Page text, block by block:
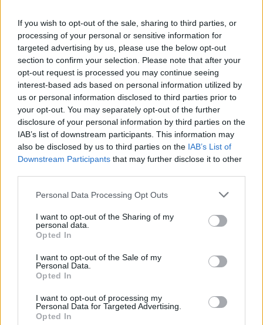
If you wish to opt-out of the sale, sharing to third parties, or
processing of your personal or sensitive information for
targeted advertising by us, please use the below opt-out
section to confirm your selection. Please note that after your
opt-out request is processed you may continue seeing
interest-based ads based on personal information utilized by
us or personal information disclosed to third parties prior to
your opt-out. You may separately opt-out of the further
disclosure of your personal information by third parties on the
IAB’s list of downstream participants. This information may
also be disclosed by us to third parties on the IAB’s List of
Downstream Participants that may further disclose it to other
Please note that this website/app uses one or more Google
not limited to your visit or usage behaviour. You may click to
grant or deny consent to Google and its third-party tags to
use your data for below specified purposes in below Google
consent section.
Personal Data Processing Opt Outs
I want to opt-out of the Sharing of my
personal data.
Opted In
I want to opt-out of the Sale of my
Personal Data.
Opted In
I want to opt-out of processing my
Personal Data for Targeted Advertising.
Opted In
contenitori ermetici e svuotare frequentemente i
bidoni della spazzatura, possono davvero fare la
differenza nel creare un clima sfavorevole per
insetti e roditori. Anche prendersi cura degli spazi
esterni, come giardini e balconi, è cruciale per
prevenire le infestazioni. Hai mai pensato a quanto
può essere utile una potatura regolare delle piante?
Quando la prevenzione non basta
Quando le misure preventive non bastano, è
necessario ricorrere a metodi collaudati. Tra le
utilizzano prodotti specifici, scelti in base al tipo di
parassita e all’ambiente da trattare. Spray, trappole
e dispositivi di dissuasione possono fornire un
intervento diretto e risolutivo in caso di
seguire attentamente le istruzioni d’uso e adottare
precauzioni, specialmente in presenza di bambini o